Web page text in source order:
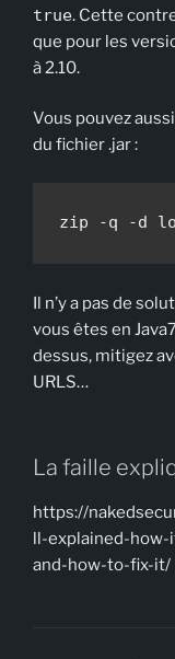
true. Cette
que pour les
à 2.10.
Vous pouvez
du fichier .jar :
Il n’y a pas de
vous êtes en
dessus, mitigez
URLS…
La faille
https://
ll-explained-
and-how-to-fix-it/